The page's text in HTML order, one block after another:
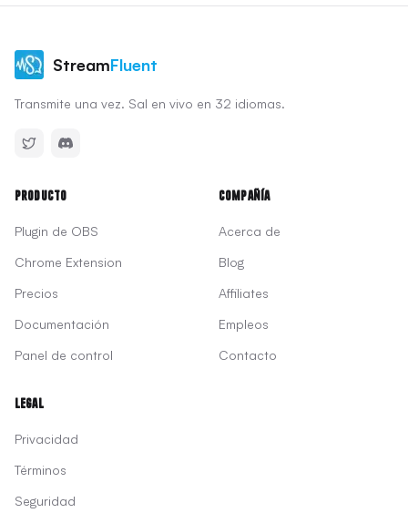
StreamFluent
Transmite una vez. Sal en vivo en 32 idiomas.
Producto
Plugin de OBS
Chrome Extension
Precios
Documentación
Panel de control
Compañía
Acerca de
Blog
Affiliates
Empleos
Contacto
Legal
Privacidad
Términos
Seguridad